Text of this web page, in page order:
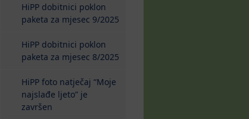
HiPP dobitnici poklon
paketa za mjesec 9/2025
HiPP dobitnici poklon
paketa za mjesec 8/2025
HiPP foto natječaj “Moje
najslađe ljeto” je
završen